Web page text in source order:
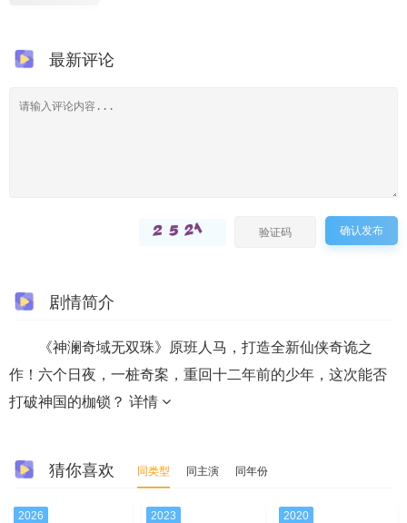
最新评论
确认发布
剧情简介
《神澜奇域无双珠》原班人马，打造全新仙侠奇诡之
作！六个日夜，一桩奇案，重回十二年前的少年，这次能否
打破神国的枷锁？ 详情
猜你喜欢 同类型 同主演 同年份
2026 2023 2020